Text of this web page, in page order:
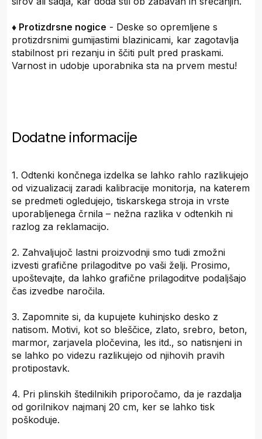
♦ Protizdrsne nogice - Deske so opremljene s
protizdrsnimi gumijastimi blazinicami, kar zagotavlja
stabilnost pri rezanju in ščiti pult pred praskami.
Varnost in udobje uporabnika sta na prvem mestu!
Dodatne informacije
1. Odtenki končnega izdelka se lahko rahlo razlikujejo
od vizualizacij zaradi kalibracije monitorja, na katerem
se predmeti ogledujejo, tiskarskega stroja in vrste
uporabljenega črnila – nežna razlika v odtenkih ni
razlog za reklamacijo.
2. Zahvaljujoč lastni proizvodnji smo tudi zmožni
izvesti grafične prilagoditve po vaši želji. Prosimo,
upoštevajte, da lahko grafične prilagoditve podaljšajo
čas izvedbe naročila.
3. Zapomnite si, da kupujete kuhinjsko desko z
natisom. Motivi, kot so bleščice, zlato, srebro, beton,
marmor, zarjavela pločevina, les itd., so natisnjeni in
se lahko po videzu razlikujejo od njihovih pravih
protipostavk.
4. Pri plinskih štedilnikih priporočamo, da je razdalja
od gorilnikov najmanj 20 cm, ker se lahko tisk
poškoduje.